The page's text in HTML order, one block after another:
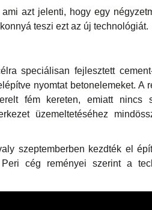
azt jelenti, hogy egy
teszi ezt az új technológiát.
speciálisan fejlesztett
nyomtat betonelemeket. A
fém kereten, emiatt nincs
üzemeltetéséhez
szeptemberben kezdték el
cég reményei szerint a